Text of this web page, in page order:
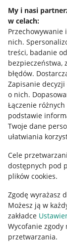
My i nasi
w celach:
nich.
treści, badanie
bezpieczeństwa,
błędów.
Zapisanie
o nich.
Łączenie
podstawie
Twoje dane
ułatwiania
Cele
dostępnych pod
plików cookies.
Zgodę wyrażasz
Możesz ją w
zakładce
Wycofanie zgody
przetwarzania.
Allegro Gadane
Allegro Gadane
Mapa
Informacje
Regulamin
Polityka plików
Ustawienia
Udostępnianie
Informacje dla
Pobierz